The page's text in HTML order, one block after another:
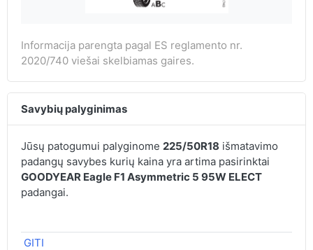
Informacija parengta pagal ES reglamento nr.
2020/740 viešai skelbiamas gaires.
Savybių palyginimas
Jūsų patogumui palyginome 225/50R18 išmatavimo
padangų savybes kurių kaina yra artima pasirinktai
GOODYEAR Eagle F1 Asymmetric 5 95W ELECT
padangai.
GITI